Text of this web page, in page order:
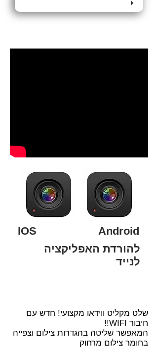
שלט מקליט ווידאו מקצועי! חדש עם
חיבור WIFI!!
המאפשר שליטה בהגדרות צילום וצפייה
בחומר צילום מרחוק
IOS Android
להורדת האפליקציה
לנייד